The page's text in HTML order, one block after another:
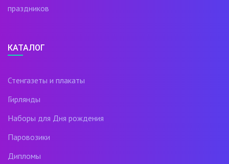
праздников
КАТАЛОГ
Стенгазеты и плакаты
Гирлянды
Наборы для Дня рождения
Паровозики
Дипломы